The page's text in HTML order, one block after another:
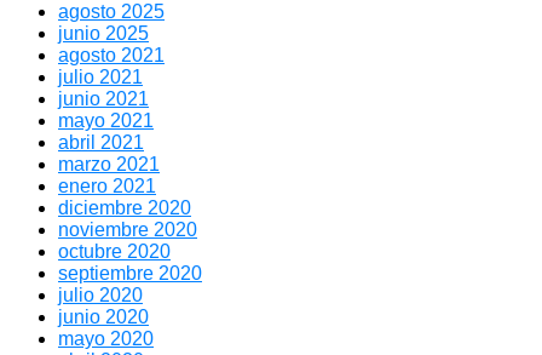
agosto 2025
junio 2025
agosto 2021
julio 2021
junio 2021
mayo 2021
abril 2021
marzo 2021
enero 2021
diciembre 2020
noviembre 2020
octubre 2020
septiembre 2020
julio 2020
junio 2020
mayo 2020